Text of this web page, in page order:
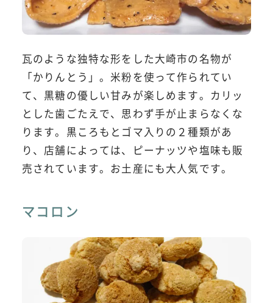
瓦のような独特な形をした大崎市の名物が
「かりんとう」。米粉を使って作られてい
て、黒糖の優しい甘みが楽しめます。カリッ
とした歯ごたえで、思わず手が止まらなくな
ります。黒ころもとゴマ入りの２種類があ
り、店舗によっては、ピーナッツや塩味も販
売されています。お土産にも大人気です。
マコロン